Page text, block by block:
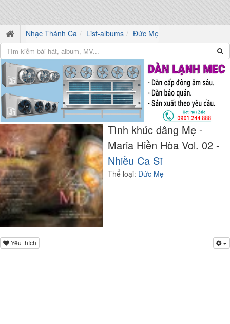
Nhạc Thánh Ca List-albums Đức Mẹ
Tình khúc dâng Mẹ -
Maria Hiền Hòa Vol. 02 -
Nhiều Ca Sĩ
Thể loại: Đức Mẹ
Yêu thích